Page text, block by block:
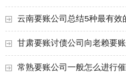
件要知道！
云南要账公司总结5种最有效
甘肃要账讨债公司向老赖要
常熟要账公司一般怎么进行